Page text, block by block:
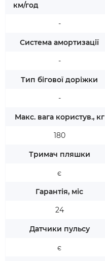
км/год
-
Система амортизації
-
Тип бігової доріжки
-
Макс. вага користув., кг
180
Тримач пляшки
є
Гарантія, міс
24
Датчики пульсу
є